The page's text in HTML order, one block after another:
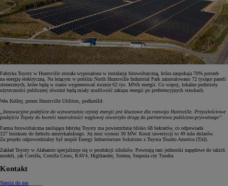
Fabryka Toyoty w Huntsville została wyposażona w instalację fotowoltaiczną, która zaspokaja 70% potrzeb
na energię elektryczną. Na leżącym w pobliżu North Huntsville Industrial Park zainstalowano 72 tysiące paneli
słonecznych, które będą w stanie wygenerować rocznie 62 tys. MWh energii. Co więcej, lokalne podmioty
użyteczności publicznej również będą miały możliwość zakupu energii po preferencyjnych stawkach.
Wes Kelley, prezes Huntsville Utilities, podkreślił:
„Innowacyjne podejście do wytwarzania czystej energii jest kluczowe dla rozwoju Huntsville. Przyszłościowe
podejście Toyoty do kwestii neutralności węglowej otworzyło drogę do partnerstwa publiczno-prywatnego”.
Farma fotowoltaiczna zasilająca fabrykę Toyoty ma powierzchnię blisko 68 hektarów, co odpowiada
127 boiskom do futbolu amerykańskiego. Jej moc wynosi 30 MW. Koszt inwestycji to 49 mln dolarów.
Za projekt odpowiedzialny był zespół Energy Infrastructure Solutions z Toyota Tsusho America (TAI).
Zakład Toyoty w Alabamie specjalizuje się w produkcji silników. Powstają tam jednostki napędowe do takich
modeli, jak Corolla, Corolla Cross, RAV4, Highlander, Sienna, Sequoia czy Tundra.
Kontakt
Napisz do nas